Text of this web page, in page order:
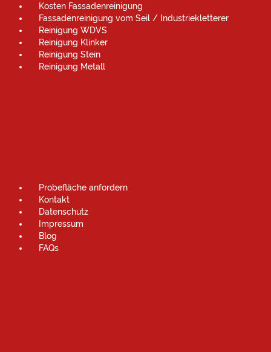
Kosten Fassadenreinigung
Fassadenreinigung vom Seil / Industriekletterer
Reinigung WDVS
Reinigung Klinker
Reinigung Stein
Reinigung Metall
Probefläche anfordern
Kontakt
Datenschutz
Impressum
Blog
FAQs